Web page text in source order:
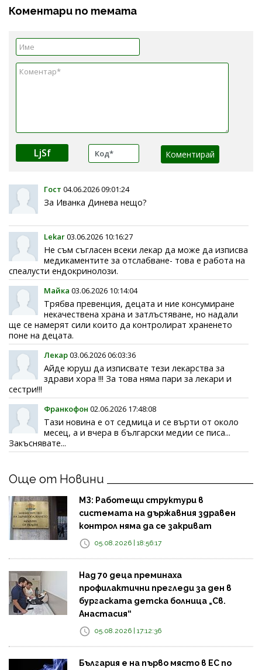
Коментари по темата
LjSf
Гост 04.06.2026 09:01:24
За Иванка Динева нещо?
Lekar03.06.2026 10:16:27
Не съм съгласен всеки лекар да може да изписва
медикаментите за отслабване- това е работа на
спеалусти ендокринолози.
Майка 03.06.2026 10:14:04
Трябва превенция, децата и ние консумиране
некачествена храна и затлъстяване, но надали
ще се намерят сили които да контролират храненето
поне на децата.
Лекар03.06.2026 06:03:36
Айде юруш да изписвате тези лекарства за
здрави хора !!! За това няма пари за лекари и
сестри!!!
Франкофон 02.06.2026 17:48:08
Тази новина е от седмица и се върти от около
месец, а и вчера в български медии се писа...
Закъснявате...
Още от Новини
МЗ: Работещи структури в
системата на държавния здравен
контрол няма да се закриват
05.08.2026 | 18:56:17
Над 70 деца преминаха
профилактични прегледи за ден в
бургаската детска болница „Св.
Анастасия“
05.08.2026 | 17:12:36
България е на първо място в ЕС по